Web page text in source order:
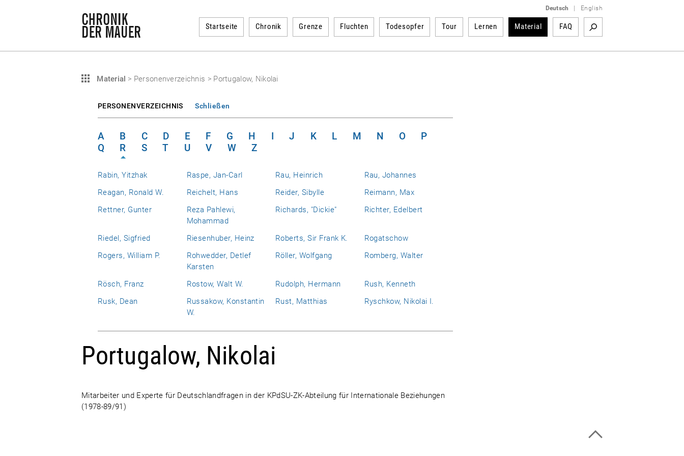
Deutsch English
Startseite Chronik Grenze Fluchten Todesopfer Tour Lernen Material FAQ
Material > Personenverzeichnis > Portugalow, Nikolai
PERSONENVERZEICHNIS Schließen
A B C D E F G H I J K L M N O
P
Q
R S T U V W Z
Rabin, Yitzhak Raspe, Jan-Carl Rau, Heinrich
Rau, Johannes
Reagan, Ronald W.
Reichelt, Hans Reider, Sibylle
Reimann, Max
Rettner, Gunter
Reza Pahlewi,
Mohammad
Richards, "Dickie" Richter, Edelbert
Riedel, Sigfried Riesenhuber, Heinz Roberts, Sir Frank K.
Rogatschow
Rogers, William P.
Rohwedder, Detlef
Karsten
Röller, Wolfgang Romberg, Walter
Rösch, Franz Rostow, Walt W. Rudolph, Hermann
Rush, Kenneth
Rusk, Dean
Russakow, Konstantin
W.
Rust, Matthias Ryschkow, Nikolai I.
Portugalow, Nikolai
Mitarbeiter und Experte für Deutschlandfragen in der KPdSU-ZK-Abteilung für Internationale Beziehungen
(1978-89/91)